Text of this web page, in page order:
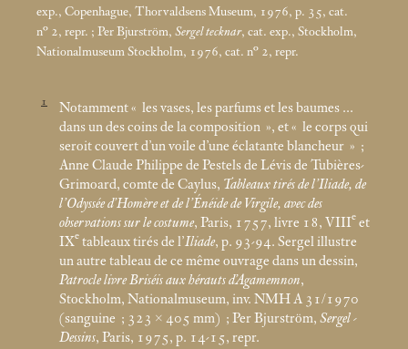
exp., Copenhague, Thorvaldsens Museum, 1976, p. 35, cat.
n° 2, repr. ; Per Bjurström, Sergel tecknar, cat. exp., Stockholm,
Nationalmuseum Stockholm, 1976, cat. n° 2, repr.
1 Notamment « les vases, les parfums et les baumes ...
dans un des coins de la composition », et « le corps qui
seroit couvert d’un voile d’une éclatante blancheur » ;
Anne Claude Philippe de Pestels de Lévis de Tubières-
Grimoard, comte de Caylus, Tableaux tirés de l’Iliade, de
l’Odyssée d’Homère et de l’Énéide de Virgile, avec des
observations sur le costume, Paris, 1757, livre 18, VIIIe et
IXe tableaux tirés de l’Iliade, p. 93-94. Sergel illustre
un autre tableau de ce même ouvrage dans un dessin,
Patrocle livre Briséis aux hérauts d’Agamemnon,
Stockholm, Nationalmuseum, inv. NMH A 31/1970
(sanguine ; 323 × 405 mm) ; Per Bjurström, Sergel -
Dessins, Paris, 1975, p. 14-15, repr.